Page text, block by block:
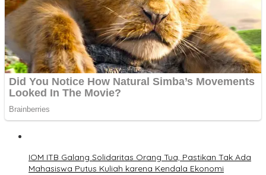
IOM ITB Galang Solidaritas Orang Tua, Pastikan Tak Ada
Mahasiswa Putus Kuliah karena Kendala Ekonomi